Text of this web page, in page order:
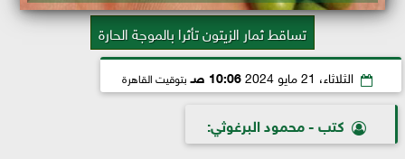
تساقط ثمار الزيتون تأثرا بالموجة الحارة
الثلاثاء، 21 مايو 2024 10:06 صـ بتوقيت القاهرة
كتب - محمود البرغوثي: